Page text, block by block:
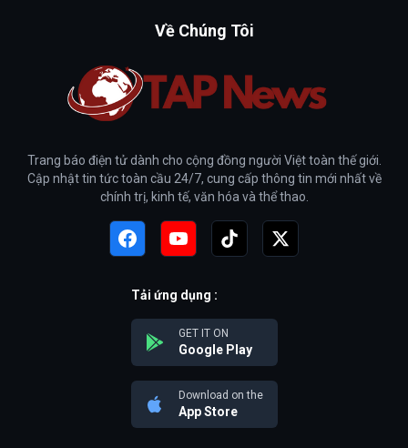
Về Chúng Tôi
Trang báo điện tử dành cho cộng đồng người Việt toàn thế giới.
Cập nhật tin tức toàn cầu 24/7, cung cấp thông tin mới nhất về
chính trị, kinh tế, văn hóa và thể thao.
Tải ứng dụng :
GET IT ON
Google Play
Download on the
App Store